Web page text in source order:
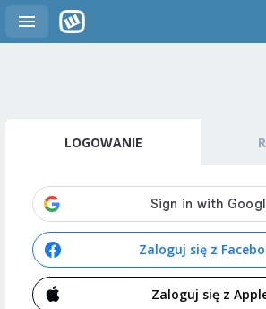
LOGOWANIE
Zaloguj się z
Zaloguj się z